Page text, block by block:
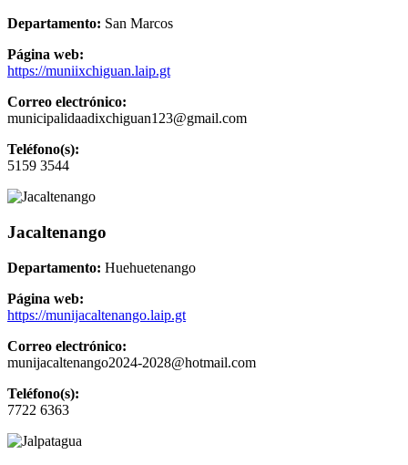
Departamento: San Marcos
Página web:
https://muniixchiguan.laip.gt
Correo electrónico:
municipalidaadixchiguan123@gmail.com
Teléfono(s):
5159 3544
Jacaltenango
Departamento: Huehuetenango
Página web:
https://munijacaltenango.laip.gt
Correo electrónico:
munijacaltenango2024-2028@hotmail.com
Teléfono(s):
7722 6363